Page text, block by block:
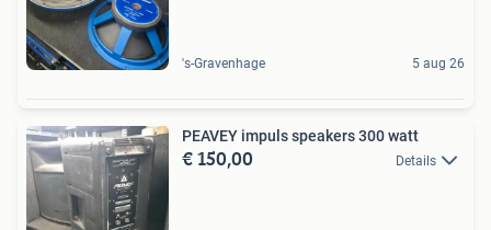
's-Gravenhage 5 aug 26
PEAVEY impuls speakers 300 watt
€ 150,00 Details